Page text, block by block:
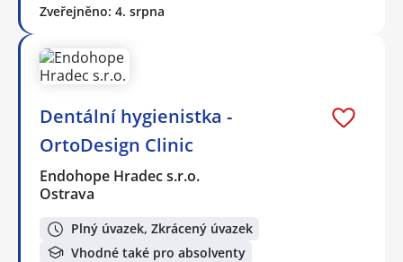
Zveřejněno: 4. srpna
Dentální hygienistka -
OrtoDesign Clinic
Endohope Hradec s.r.o.
Ostrava
Plný úvazek, Zkrácený úvazek
Vhodné také pro absolventy